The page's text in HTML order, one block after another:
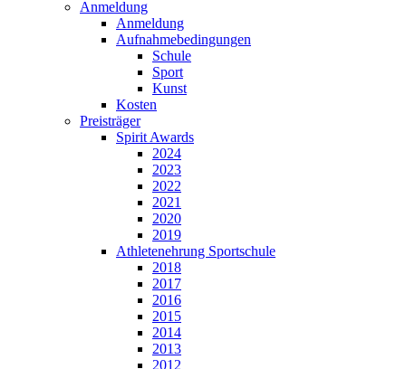
Anmeldung
Anmeldung
Aufnahmebedingungen
Schule
Sport
Kunst
Kosten
Preisträger
Spirit Awards
2024
2023
2022
2021
2020
2019
Athletenehrung Sportschule
2018
2017
2016
2015
2014
2013
2012